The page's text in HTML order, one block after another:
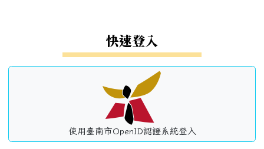
快速登入
使用臺南市OpenID認證系統登入